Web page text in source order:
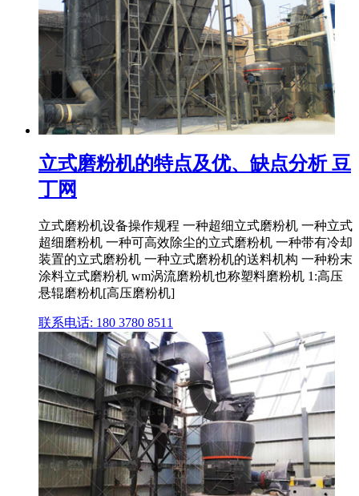
立式磨粉机的特点及优、缺点分析 豆
丁网
立式磨粉机设备操作规程 一种超细立式磨粉机 一种立式
超细磨粉机 一种可高效除尘的立式磨粉机 一种带有冷却
装置的立式磨粉机 一种立式磨粉机的送料机构 一种粉末
涂料立式磨粉机 wm涡流磨粉机也称塑料磨粉机 1:高压
悬辊磨粉机[高压磨粉机]
联系电话: 180 3780 8511